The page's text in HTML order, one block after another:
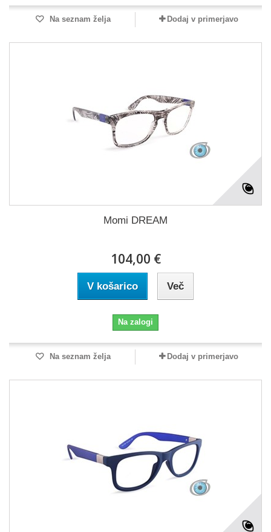
Na seznam želja Dodaj v primerjavo
Momi DREAM
104,00 €
V košarico Več
Na zalogi
Na seznam želja Dodaj v primerjavo